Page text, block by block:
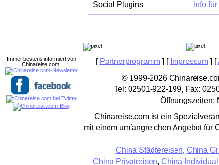
Info
[ Partnerprogramm] [ Impressum] [
© 1999-2026
Tel: 02501-922-199, Fax:
Öffnungszeiten:
Chinareise.com ist ein
mit einem umfangreichen Angebot für
China Städtereisen, China
China Privatreisen, China
Immer bestens informiert von
Chinareise.com: